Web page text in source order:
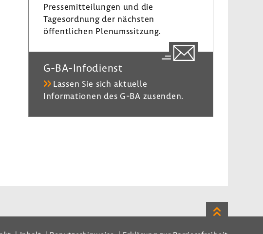
Pressemitteilungen und die
Tagesordnung der nächsten
öffentlichen Plenumssitzung.
G-BA-Infodienst
Lassen Sie sich aktuelle
Informationen des G-BA zusenden.
Zum